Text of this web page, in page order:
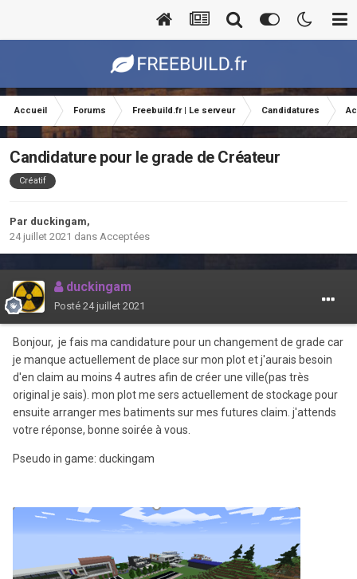
Accueil Forums Freebuild.fr | Le serveur Candidatures
Candidature pour le grade de Créateur
Créatif
Par duckingam,
24 juillet 2021 dans Acceptées
duckingam
Posté 24 juillet 2021
Bonjour, je fais ma candidature pour un changement de grade car
je manque actuellement de place sur mon plot et j'aurais besoin
d'en claim au moins 4 autres afin de créer une ville(pas très
original je sais). mon plot me sers actuellement de stockage pour
ensuite arranger mes batiments sur mes futures claim. j'attends
votre réponse, bonne soirée à vous.
Pseudo in game: duckingam